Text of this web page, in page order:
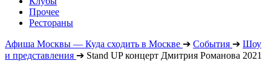
Прочее
Рестораны
Афиша Москвы — Куда сходить в Москве ➔ События ➔ Шоу
и представления ➔ Stand UP концерт Дмитрия Романова 2021